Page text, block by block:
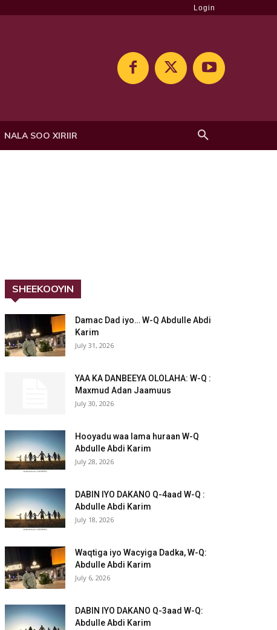
Login
NALA SOO XIRIIR
SHEEKOOYIN
Damac Dad iyo… W-Q Abdulle Abdi
Karim
July 31, 2026
YAA KA DANBEEYA OLOLAHA: W-Q :
Maxmud Adan Jaamuus
July 30, 2026
Hooyadu waa lama huraan W-Q
Abdulle Abdi Karim
July 28, 2026
DABIN IYO DAKANO Q-4aad W-Q :
Abdulle Abdi Karim
July 18, 2026
Waqtiga iyo Wacyiga Dadka, W-Q:
Abdulle Abdi Karim
July 6, 2026
DABIN IYO DAKANO Q-3aad W-Q:
Abdulle Abdi Karim